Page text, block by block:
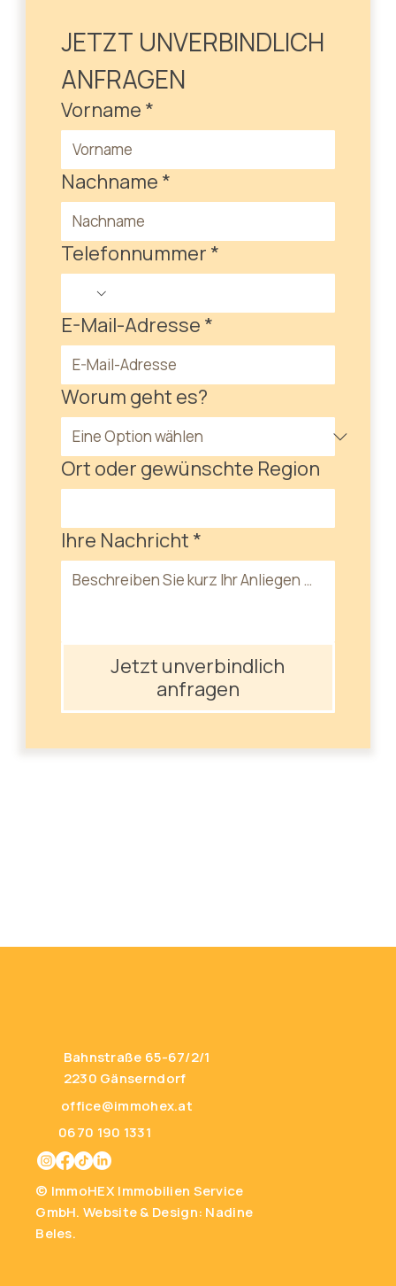
JETZT UNVERBINDLICH
ANFRAGEN
Vorname *
Nachname *
Telefonnummer *
E-Mail-Adresse *
Worum geht es?
Ort oder gewünschte Region
Ihre Nachricht *
Jetzt unverbindlich
anfragen
Bahnstraße 65-67/2/1
2230 Gänserndorf
office@immohex.at
0670 190 1331
© ImmoHEX Immobilien Service
GmbH.Website & Design: Nadine
Beles.